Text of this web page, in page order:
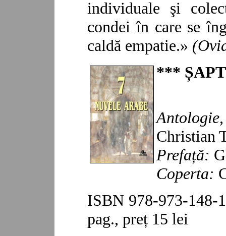
individuale şi
condei în care se
caldă empatie.»
***
Christian
Prefață:
Coperta:
ISBN 978-973-148-1
pag., preț 15 lei